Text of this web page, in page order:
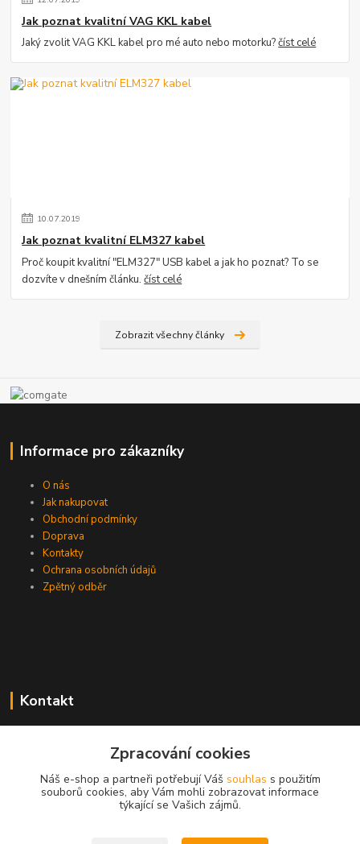
Jak poznat kvalitní VAG KKL kabel
Jaký zvolit VAG KKL kabel pro mé auto nebo motorku?číst celé
10.07.2019
Jak poznat kvalitní ELM327 kabel
Proč koupit kvalitní "ELM327" USB kabel a jak ho poznat? To se
dozvíte v dnešním článku.číst celé
Zobrazit všechny články
Informace pro zákazníky
O nás
Jak nakupovat
Obchodní podmínky
Doprava
Kontakty
Ochrana osobních údajů
Zpětný odběr
Kontakt
Zpracování cookies
Náš e-shop a partneři potřebují Váš souhlas s použitím
souborů cookies, aby Vám mohli zobrazovat informace
týkající se Vašich zájmů.